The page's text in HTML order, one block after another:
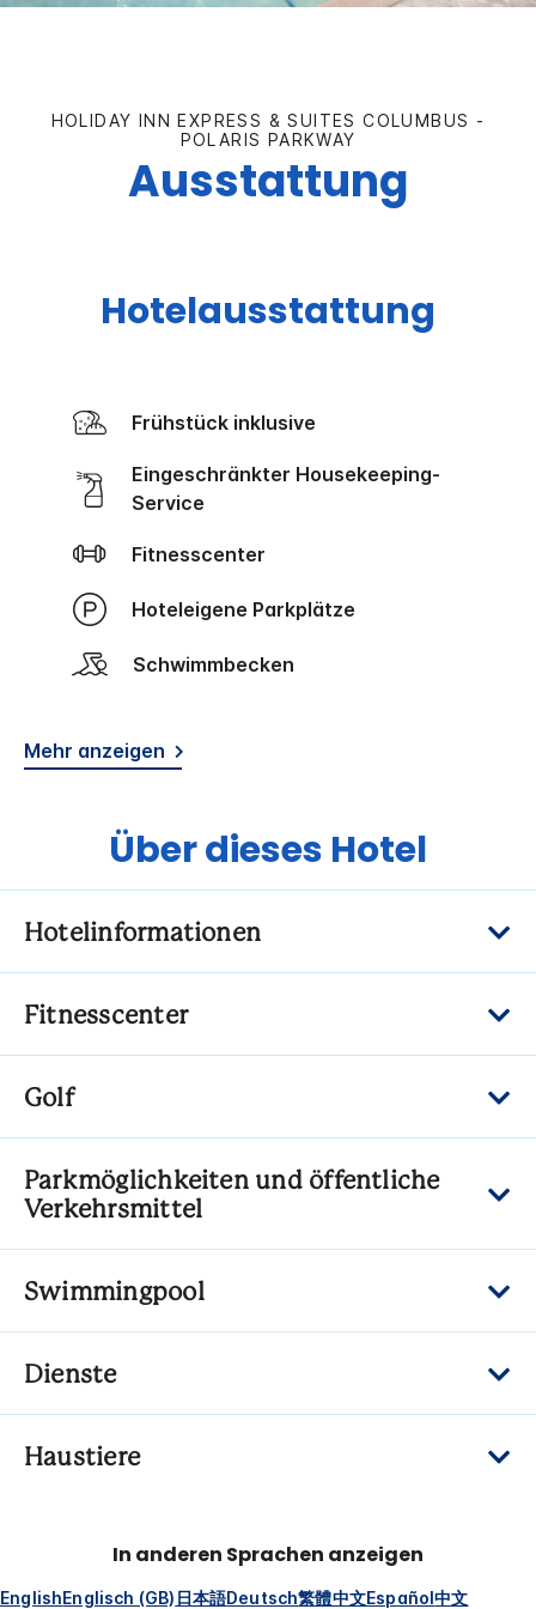
HOLIDAY INN EXPRESS & SUITES COLUMBUS -
POLARIS PARKWAY
Ausstattung
Hotelausstattung
Frühstück inklusive
Eingeschränkter Housekeeping-
Service
Fitnesscenter
Hoteleigene Parkplätze
Schwimmbecken
Mehr anzeigen
Über dieses Hotel
Hotelinformationen
Fitnesscenter
Golf
Parkmöglichkeiten und öffentliche
Verkehrsmittel
Swimmingpool
Dienste
Haustiere
In anderen Sprachen anzeigen
EnglishEnglisch (GB) 日本語Deutsch繁體中文Español中文